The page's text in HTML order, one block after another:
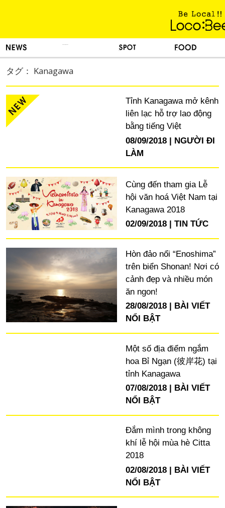
タグ： Kanagawa
Tỉnh Kanagawa mở kênh
liên lạc hỗ trợ lao động
bằng tiếng Việt
08/09/2018
NGƯỜI ĐI
LÀM
Cùng đến tham gia Lễ
hội văn hoá Việt Nam tại
Kanagawa 2018
02/09/2018
TIN TỨC
Hòn đảo nổi “Enoshima”
trên biển Shonan! Nơi có
cảnh đẹp và nhiều món
ăn ngon!
28/08/2018
BÀI VIẾT
NỔI BẬT
Một số địa điểm ngắm
hoa Bỉ Ngạn (彼岸花) tại
tỉnh Kanagawa
07/08/2018
BÀI VIẾT
NỔI BẬT
Đắm mình trong không
khí lễ hội mùa hè Citta
2018
02/08/2018
BÀI VIẾT
NỔI BẬT